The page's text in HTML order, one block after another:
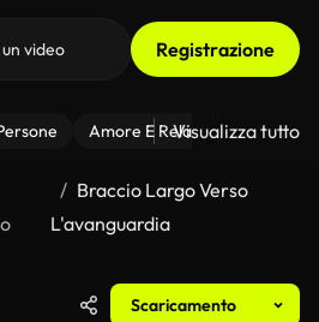
Registrazione
Amore E Relazioni Il
Visualizza tutto
Braccio Largo Verso
L'avanguardia
Scaricamento